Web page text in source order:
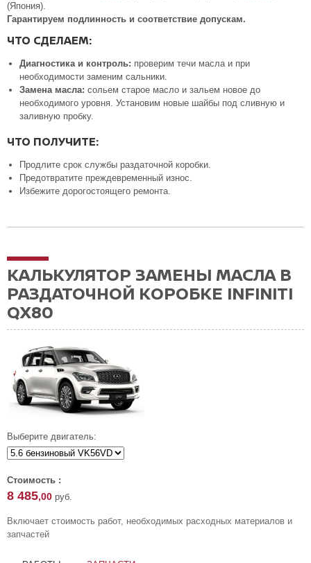
(Япония).
Гарантируем подлинность и соответствие допускам.
ЧТО СДЕЛАЕМ:
Диагностика и контроль: проверим течи масла и при
необходимости заменим сальники.
Замена масла: cольем старое масло и зальем новое до
необходимого уровня. Установим новые шайбы под сливную и
заливную пробку.
ЧТО ПОЛУЧИТЕ:
Продлите срок службы раздаточной коробки.
Предотвратите преждевременный износ.
Избежите дорогостоящего ремонта.
КАЛЬКУЛЯТОР ЗАМЕНЫ МАСЛА В
РАЗДАТОЧНОЙ КОРОБКЕ INFINITI
QX80
Выберите двигатель:
Стоимость :
8 485,00 руб.
Включает стоимость работ, необходимых расходных материалов и
запчастей